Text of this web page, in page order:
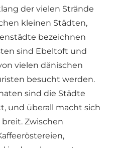
der vielen Strände
kleinen Städten,
bezeichnen
sind Ebeltoft und
vielen dänischen
besucht werden.
sind die Städte
und überall macht sich
Zwischen